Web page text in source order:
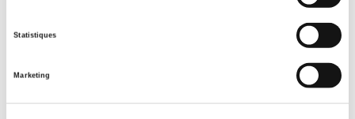
Statistiques
Marketing
Nouveaux Débats
French